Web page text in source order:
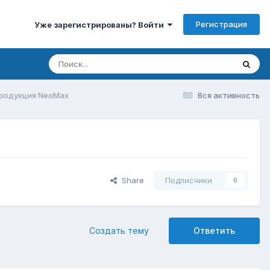
Уже зарегистрированы? Войти Регистрация
Вся активность
NeoMax
Share Подписчики 0
Ответить
Создать тему